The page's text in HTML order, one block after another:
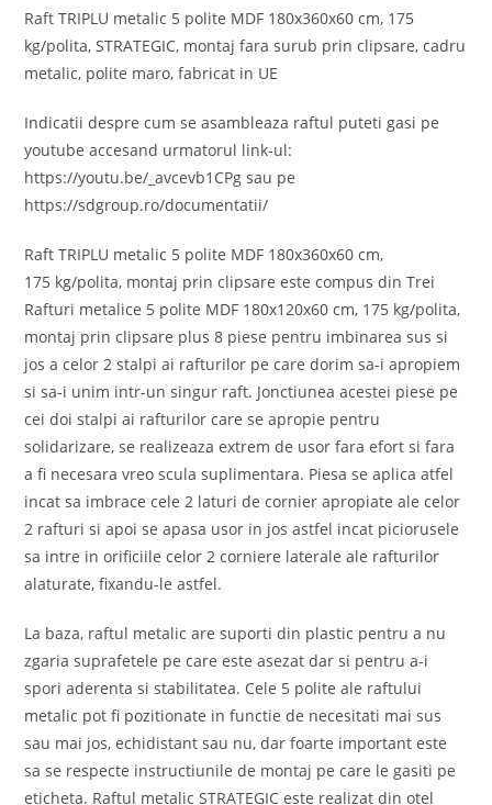
Raft TRIPLU metalic 5 polite MDF 180x360x60 cm, 175
kg/polita, STRATEGIC, montaj fara surub prin clipsare, cadru
metalic, polite maro, fabricat in UE
Indicatii despre cum se asambleaza raftul puteti gasi pe
youtube accesand urmatorul link-ul:
https://youtu.be/_avcevb1CPg sau pe
https://sdgroup.ro/documentatii/
Raft TRIPLU metalic 5 polite MDF 180x360x60 cm,
175 kg/polita, montaj prin clipsare este compus din Trei
Rafturi metalice 5 polite MDF 180x120x60 cm, 175 kg/polita,
montaj prin clipsare plus 8 piese pentru imbinarea sus si
jos a celor 2 stalpi ai rafturilor pe care dorim sa-i apropiem
si sa-i unim intr-un singur raft. Jonctiunea acestei piese pe
cei doi stalpi ai rafturilor care se apropie pentru
solidarizare, se realizeaza extrem de usor fara efort si fara
a fi necesara vreo scula suplimentara. Piesa se aplica atfel
incat sa imbrace cele 2 laturi de cornier apropiate ale celor
2 rafturi si apoi se apasa usor in jos astfel incat piciorusele
sa intre in orificiile celor 2 corniere laterale ale rafturilor
alaturate, fixandu-le astfel.
La baza, raftul metalic are suporti din plastic pentru a nu
zgaria suprafetele pe care este asezat dar si pentru a-i
spori aderenta si stabilitatea. Cele 5 polite ale raftului
metalic pot fi pozitionate in functie de necesitati mai sus
sau mai jos, echidistant sau nu, dar foarte important este
sa se respecte instructiunile de montaj pe care le gasiti pe
eticheta. Raftul metalic STRATEGIC este realizat din otel